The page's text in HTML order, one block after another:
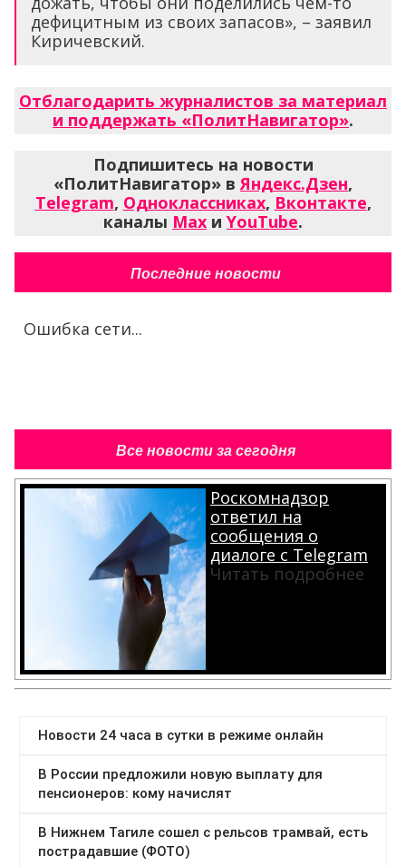
дефицитным из своих запасов», – заявил
Киричевский.
Отблагодарить журналистов за материал
и поддержать «ПолитНавигатор».
Подпишитесь на новости
«ПолитНавигатор» вЯндекс.Дзен,
Telegram, Одноклассниках, Вконтакте,
каналы Max и YouTube.
Последние новости
Ошибка сети...
Все новости за сегодня
Роскомнадзор
ответил на
сообщения о
диалоге с Telegram
Читать подробнее